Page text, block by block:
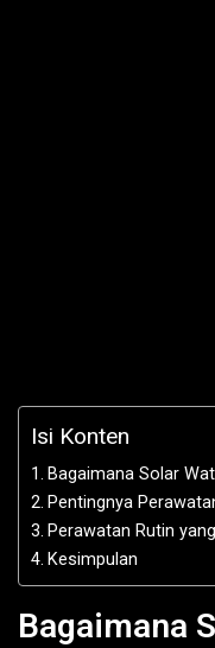
Isi Konten
Bagaimana Solar
Pentingnya
Perawatan Rutin
Kesimpulan
Bagaimana